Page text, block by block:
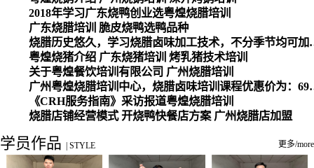
2018年学习广东烧鸭创业选粤煌烧腊培训
广东烧腊培训 脆皮烧鸭选鸭品种
烧腊历史悠久，学习
粤煌烧猪介绍 广东烧猪培训 烤乳猪技术培训
关于粤煌餐饮培训有限公司 广州烧腊培训
广州粤煌烧腊培训中心，烧腊卤味培训课程优惠价为：6980元
《CRH服务指南》采访报道粤煌烧腊培训
烧腊店铺经营模式 开烧鸭快餐店方案 广州烧腊店加盟
学员作品 STYLE 更多/more